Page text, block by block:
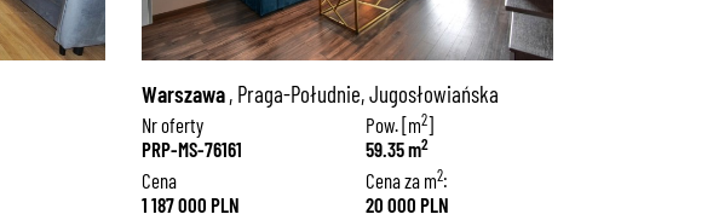
Warszawa, Praga-Południe, Jugosłowiańska
Nr oferty
PRP-MS-76161
Pow. [m2]
59.35 m2
Cena
1 187 000 PLN
Cena za m2:
20 000 PLN